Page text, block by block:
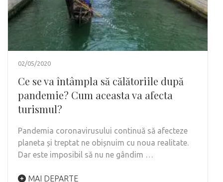
02/05/2020
Ce se va întâmpla să călătoriile după
pandemie? Cum aceasta va afecta
turismul?
Pandemia coronavirusului continuă să afecteze
planeta și treptat ne obișnuim cu noua realitate.
Dar este imposibil să nu ne gândim …
MAI DEPARTE